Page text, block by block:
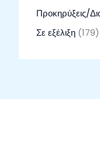
Προκηρύξεις/
Σε εξέλιξη (179)